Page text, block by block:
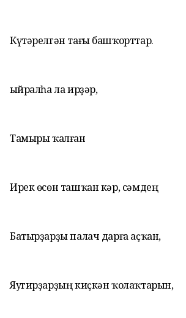
Күтәрелгән тағы башҡорттар.
Ҡыйралһа ла ирҙәр,
Тамыры ҡалған
Ирек өсөн ташҡан кәр, сәмдең
Батырҙарҙы палач дарға аҫҡан,
Яугирҙарҙың киҫкән ҡолаҡтарын,